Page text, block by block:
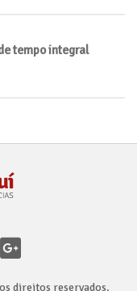
tempo integral
direitos reservados.